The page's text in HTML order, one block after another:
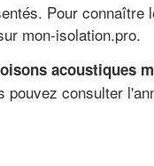
Pour connaître
mon-isolation.pro.
acoustiques
consulter